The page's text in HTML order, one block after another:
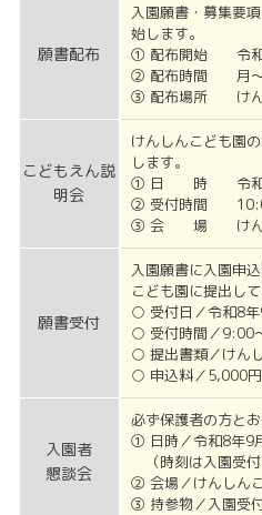
願書配布
入園願書・募集要
始します。
① 配布開始 令和
② 配布時間 月
③ 配布場所 けん
こどもえん説
明会
けんしんこども園
します。
① 日 時 令和8
② 受付時間
③ 会 場 けんし
願書受付
入園願書に入園申
こども園に提出して
○ 受付日／令和8
○ 受付時間／9:00
○ 提出書類／けん
○ 申込料／5,000円
入園者
懇談会
必ず保護者の方と
① 日時／令和8年9
（時刻は入園受付
② 会場／けんしん
③ 持参物／入園受